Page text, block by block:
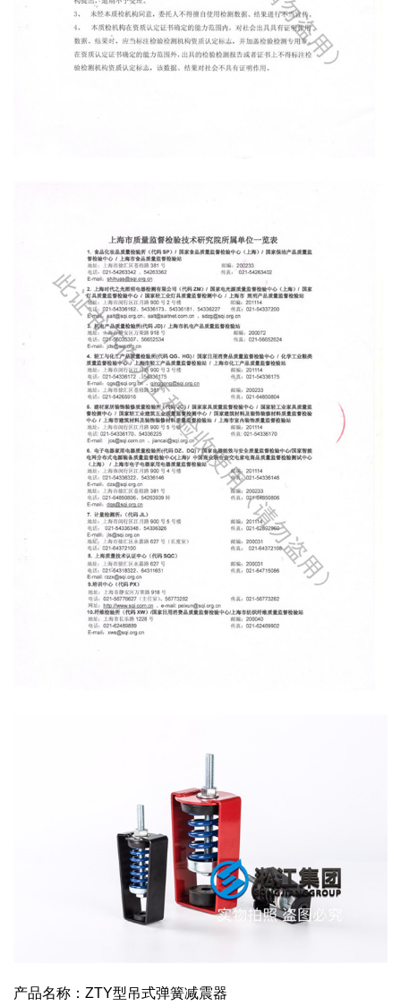
产品名称：ZTY型吊式弹簧减震器